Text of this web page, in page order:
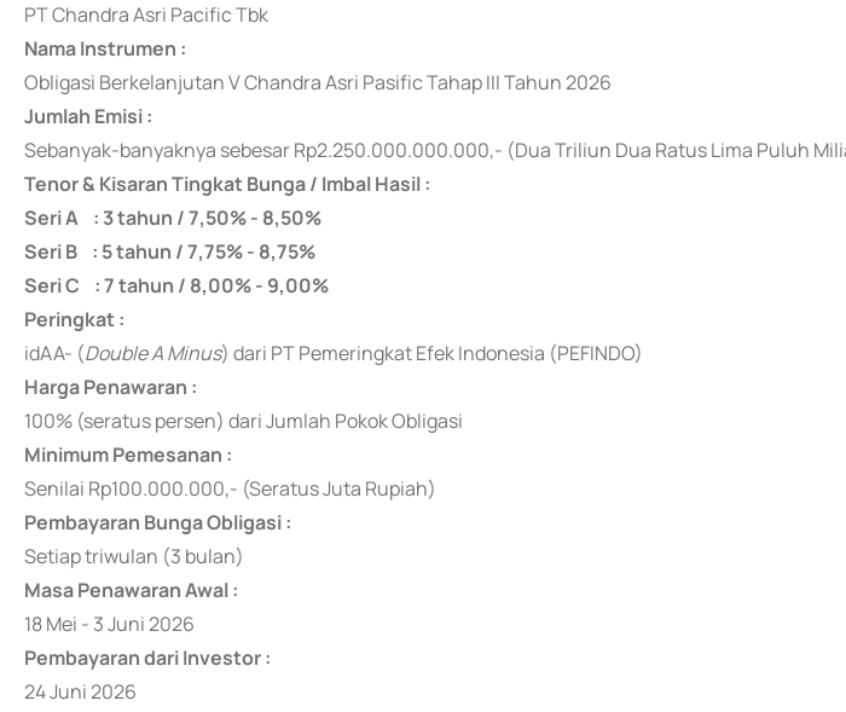
PT Chandra Asri Pacific Tbk
Nama Instrumen :
Obligasi Berkelanjutan V Chandra Asri Pasific Tahap III Tahun 2026
Jumlah Emisi :
Sebanyak-banyaknya sebesar Rp2.250.000.000.000,- (Dua Triliun Dua Ratus Lima Puluh
Tenor & Kisaran Tingkat Bunga / Imbal Hasil :
Seri A : 3 tahun / 7,50% - 8,50%
Seri B : 5 tahun / 7,75% - 8,75%
Seri C : 7 tahun / 8,00% - 9,00%
Peringkat :
idAA- (Double A Minus) dari PT Pemeringkat Efek Indonesia (PEFINDO)
Harga Penawaran :
100% (seratus persen) dari Jumlah Pokok Obligasi
Minimum Pemesanan :
Senilai Rp100.000.000,- (Seratus Juta Rupiah)
Pembayaran Bunga Obligasi :
Setiap triwulan (3 bulan)
Masa Penawaran Awal :
18 Mei - 3 Juni 2026
Pembayaran dari Investor :
24 Juni 2026